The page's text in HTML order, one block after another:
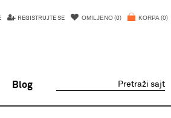
KORPA 0
OMILJENO 0
REGISTRUJTE SE
Blog Pretraži sajt